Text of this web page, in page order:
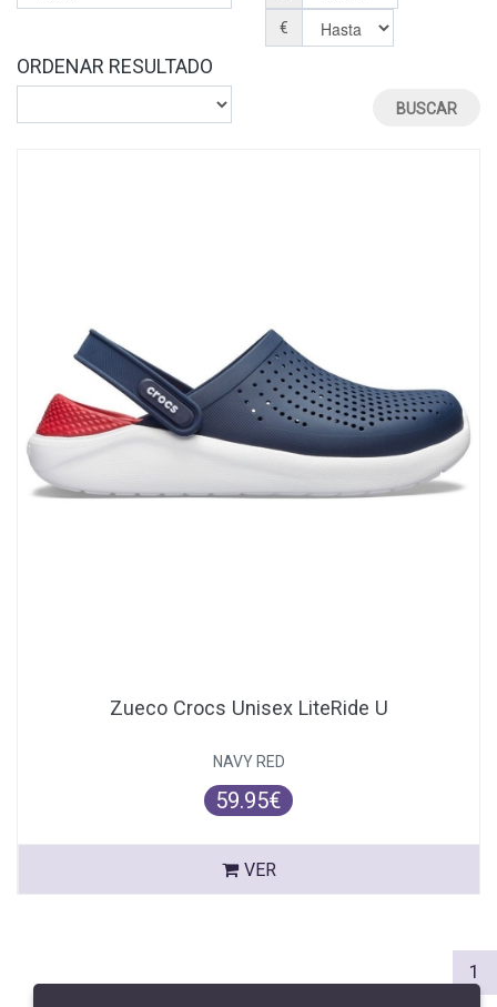
€
ORDENAR RESULTADO
Zueco Crocs Unisex LiteRide U
NAVY RED
59.95€
VER
1